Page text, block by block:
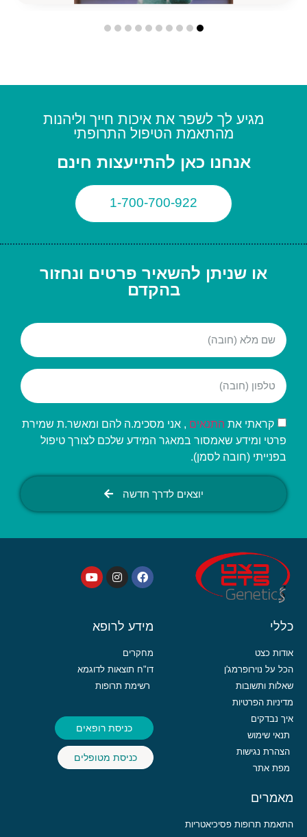
מגיע לך לשפר את איכות חייך וליהנות
מהתאמת הטיפול התרופתי
אנחנו כאן להתייעצות חינם
1-700-700-922
או שניתן להשאיר פרטים ונחזור
בהקדם
קראתי את התנאים , אני מסכימ.ה להם ומאשר.ת שמירת
פרטי ומידע שאמסור במאגר המידע שלכם לצורך טיפול
בפנייתי (חובה לסמן).
יוצאים לדרך חדשה
כללי
אודות כצט
הכל על נוירופרמג'ן
שאלות ותשובות
מדיניות הפרטיות
איך נבדקים
תנאי שימוש
הצהרת נגישות
מפת אתר
מידע לרופא
מחקרים
דו"ח תוצאות לדוגמא
רשימת תרופות
כניסת רופאים
כניסת מטופלים
מאמרים
התאמת תרופות פסיכיאטריות